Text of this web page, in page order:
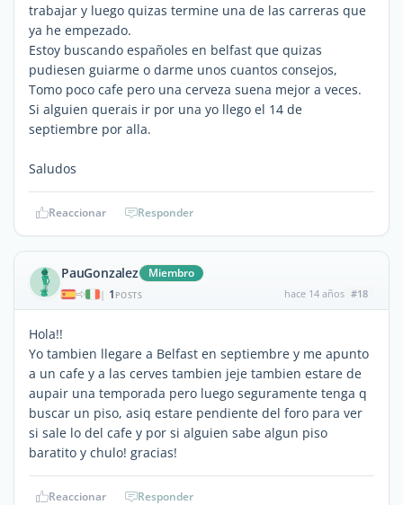
trabajar y luego quizas termine una de las carreras que
ya he empezado.
Estoy buscando españoles en belfast que quizas
pudiesen guiarme o darme unos cuantos consejos,
Tomo poco cafe pero una cerveza suena mejor a veces.
Si alguien querais ir por una yo llego el 14 de
septiembre por alla.
Saludos
Reaccionar Responder
PauGonzalez Miembro
| 1 POSTS hace 14 años #18
Hola!!
Yo tambien llegare a Belfast en septiembre y me apunto
a un cafe y a las cerves tambien jeje tambien estare de
aupair una temporada pero luego seguramente tenga q
buscar un piso, asiq estare pendiente del foro para ver
si sale lo del cafe y por si alguien sabe algun piso
baratito y chulo! gracias!
Reaccionar Responder